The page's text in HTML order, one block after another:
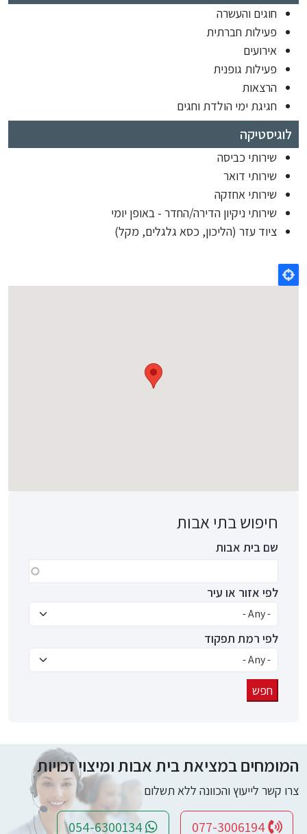
חוגים והעשרה
פעילות חברתית
אירועים
פעילות גופנית
הרצאות
חגיגת ימי הולדת וחגים
לוגיסטיקה
שירותי כביסה
שירותי דואר
שירותי אחזקה
שירותי ניקיון הדירה/החדר - באופן יומי
ציוד עזר (הליכון, כסא גלגלים, מקל)
חיפוש בתי אבות
שם בית אבות
לפי אזור או עיר
לפי רמת תפקוד
המומחים במציאת בית אבות ומיצוי זכויות
צרו קשר לייעוץ והכוונה ללא תשלום